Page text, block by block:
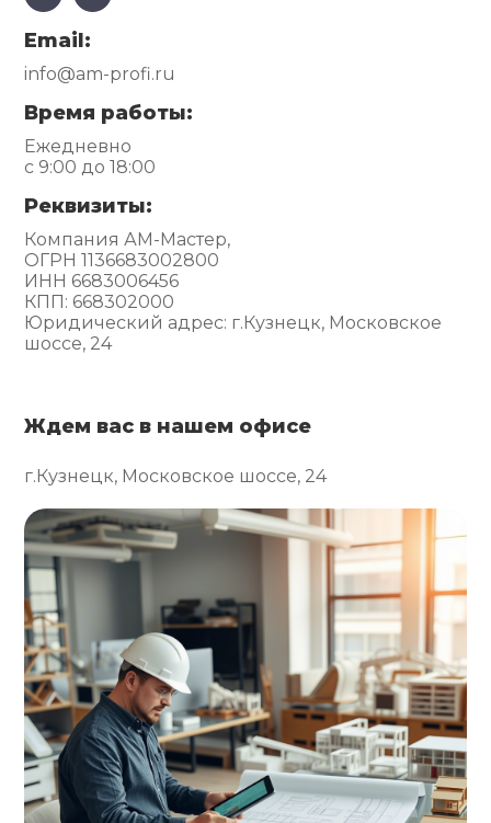
Email:
info@am-profi.ru
Время работы:
Ежедневно
с 9:00 до 18:00
Реквизиты:
Компания АМ-Мастер,
ОГРН 1136683002800
ИНН 6683006456
КПП: 668302000
Юридический адрес: г.Кузнецк, Московское
шоссе, 24
Ждем вас в нашем офисе
г.Кузнецк, Московское шоссе, 24